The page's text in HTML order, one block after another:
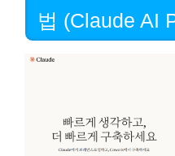
법 (Claude AI